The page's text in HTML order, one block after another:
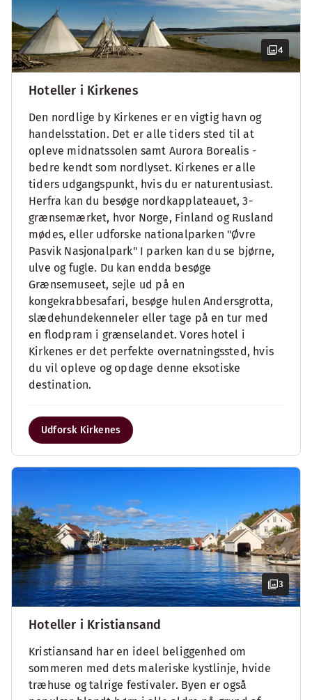
4
Hoteller i Kirkenes
Den nordlige by Kirkenes er en vigtig havn og
handelsstation. Det er alle tiders sted til at
opleve midnatssolen samt Aurora Borealis -
bedre kendt som nordlyset. Kirkenes er alle
tiders udgangspunkt, hvis du er naturentusiast.
Herfra kan du besøge nordkapplateauet, 3-
grænsemærket, hvor Norge, Finland og Rusland
mødes, eller udforske nationalparken "Øvre
Pasvik Nasjonalpark" I parken kan du se bjørne,
ulve og fugle. Du kan endda besøge
Grænsemuseet, sejle ud på en
kongekrabbesafari, besøge hulen Andersgrotta,
slædehundekenneler eller tage på en tur med
en flodpram i grænselandet. Vores hotel i
Kirkenes er det perfekte overnatningssted, hvis
du vil opleve og opdage denne eksotiske
destination.
Udforsk Kirkenes
3
Hoteller i Kristiansand
Kristiansand har en ideel beliggenhed om
sommeren med dets maleriske kystlinje, hvide
træhuse og talrige festivaler. Byen er også